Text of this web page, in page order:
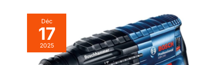
Déc
17
2025